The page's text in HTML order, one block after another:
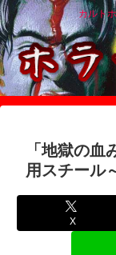
カルト
「地獄の
用スチール
X